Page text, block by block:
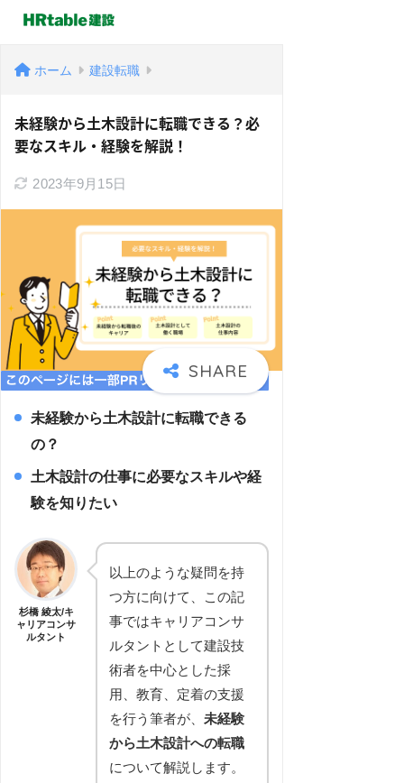
ホーム 建設転職
未経験から土木設計に転職できる？必
要なスキル・経験を解説！
2023年9月15日
未経験から土木設計に転職できる
の？
土木設計の仕事に必要なスキルや経
験を知りたい
杉橋 綾太/キ
ャリアコンサ
ルタント
以上のような疑問を持
つ方に向けて、この記
事ではキャリアコンサ
ルタントとして建設技
術者を中心とした採
用、教育、定着の支援
を行う筆者が、 未経験
から土木設計への転職
について解説します。